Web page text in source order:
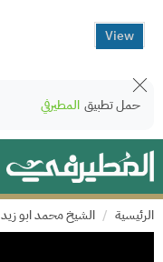
View
حمل تطبيق المطيرفي
الرئيسية الشيخ محمد ابو زيد